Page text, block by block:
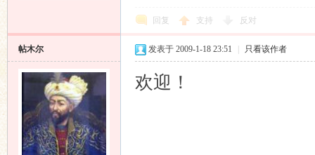
回复 支持 反对
帖木尔 发表于 2009-1-18 23:51 只看该作者
欢迎！